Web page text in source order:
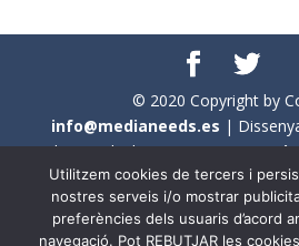
© 2020 Copyright by
info@medianeeds.es |
| Tots els drets reservats a
Avís per
En aquest web s'ha tingut en
Utilitzem cookies de tercers i
nostres serveis i/o mostrar
preferències dels usuaris d’acord
navegació. Pot REBUTJAR les